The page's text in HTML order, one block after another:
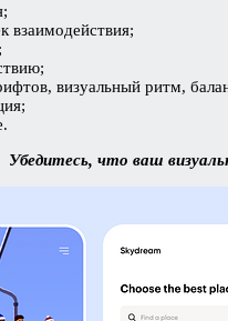
взаимодействия;
визуальный ритм,
Убедитесь, что ваш